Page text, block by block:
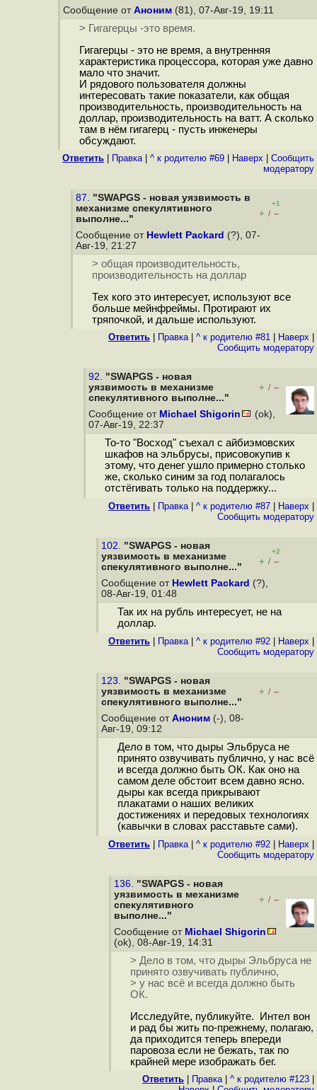
Сообщение от Аноним (81), 07-Авг-19, 19:11
> Гигагерцы -это время.
Гигагерцы - это не время, а внутренняя
характеристика процессора, которая уже давно
мало что значит.
И рядового пользователя должны
интересовать такие показатели, как общая
производительность, производительность на
доллар, производительность на ватт. А сколько
там в нём гигагерц - пусть инженеры
обсуждают.
Ответить Правка| ^ к родителю #69 Наверх
Cообщить
модератору
87. "SWAPGS - новая уязвимость в
механизме спекулятивного
выполне..."
+1
+ / –
Сообщение от Hewlett Packard (?), 07-
Авг-19, 21:27
> общая производительность,
производительность на доллар
Тех кого это интересует, используют все
больше мейнфреймы. Протирают их
тряпочкой, и дальше используют.
Ответить Правка| ^ к родителю #81 Наверх
Cообщить модератору
92. "SWAPGS - новая
уязвимость в механизме
спекулятивного выполне..."
+ / –
Сообщение от Michael Shigorin
(ok),
07-Авг-19, 22:37
То-то "Восход" съехал с айбиэмовских
шкафов на эльбрусы, присовокупив к
этому, что денег ушло примерно столько
же, сколько синим за год полагалось
отстёгивать только на поддержку...
Ответить Правка| ^ к родителю #87 Наверх
Cообщить модератору
102. "SWAPGS - новая
уязвимость в механизме
спекулятивного выполне..."
+2
+ / –
Сообщение от Hewlett Packard (?),
08-Авг-19, 01:48
Так их на рубль интересует, не на
доллар.
Ответить Правка| ^ к родителю #92 Наверх
Cообщить модератору
123. "SWAPGS - новая
уязвимость в механизме
спекулятивного выполне..."
+ / –
Сообщение от Аноним (-), 08-
Авг-19, 09:12
Дело в том, что дыры Эльбруса не
принято озвучивать публично, у нас всё
и всегда должно быть ОК. Как оно на
самом деле обстоит всем давно ясно.
дыры как всегда прикрывают
плакатами о наших великих
достижениях и передовых технологиях
(кавычки в словах расставьте сами).
Ответить Правка| ^ к родителю #92 Наверх
Cообщить модератору
136. "SWAPGS - новая
уязвимость в механизме
спекулятивного
выполне..."
+ / –
Сообщение от Michael Shigorin
(ok), 08-Авг-19, 14:31
> Дело в том, что дыры Эльбруса не
принято озвучивать публично,
> у нас всё и всегда должно быть
ОК.
Исследуйте, публикуйте. Интел вон
и рад бы жить по-прежнему, полагаю,
да приходится теперь впереди
паровоза если не бежать, так по
крайней мере изображать бег.
Ответить Правка| ^ к родителю #123